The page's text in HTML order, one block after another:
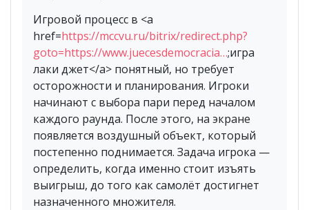
Игровой процесс в <a
href=https://mccvu.ru/bitrix/redirect.php?
goto=https://www.juecesdemocracia…;игра
лаки джет</a> понятный, но требует
осторожности и планирования. Игроки
начинают с выбора пари перед началом
каждого раунда. После этого, на экране
появляется воздушный объект, который
постепенно поднимается. Задача игрока —
определить, когда именно стоит изъять
выигрыш, до того как самолёт достигнет
назначенного множителя.